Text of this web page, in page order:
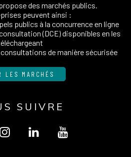
des marchés publics.
peuvent ainsi :
publics à la concurrence en ligne
(DCE) disponibles en les
consultations de manière sécurisée
LES MARCHÉS
SUIVRE